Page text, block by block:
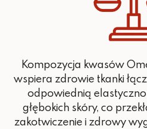
Kompozycja kwasów
wspiera zdrowie tkanki
odpowiednią
głębokich skóry, co
zakotwiczenie i zdrowy